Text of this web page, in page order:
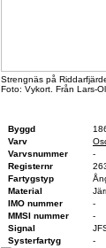
Strengnäs på
Foto: Vykort. Från Lars-
Byggd
Varv
Varvsnummer
-
Registernr
Fartygstyp
Material
IMO nummer
-
MMSI nummer
-
Signal
Systerfartyg
-